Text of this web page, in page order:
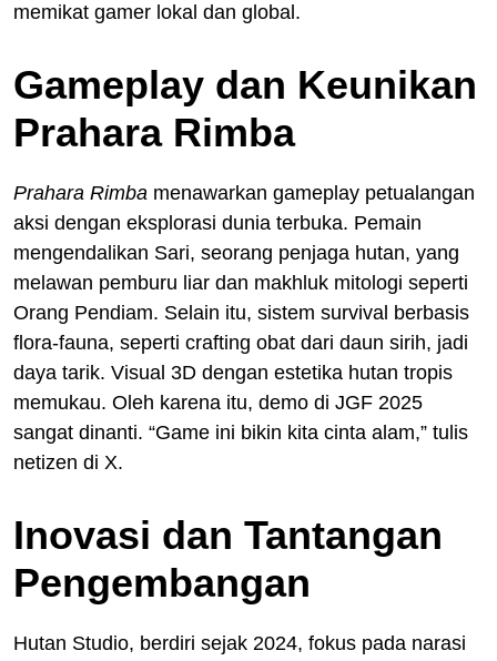
memikat gamer lokal dan global.
Gameplay dan Keunikan
Prahara Rimba
Prahara Rimba menawarkan gameplay petualangan
aksi dengan eksplorasi dunia terbuka. Pemain
mengendalikan Sari, seorang penjaga hutan, yang
melawan pemburu liar dan makhluk mitologi seperti
Orang Pendiam. Selain itu, sistem survival berbasis
flora-fauna, seperti crafting obat dari daun sirih, jadi
daya tarik. Visual 3D dengan estetika hutan tropis
memukau. Oleh karena itu, demo di JGF 2025
sangat dinanti. “Game ini bikin kita cinta alam,” tulis
netizen di X.
Inovasi dan Tantangan
Pengembangan
Hutan Studio, berdiri sejak 2024, fokus pada narasi